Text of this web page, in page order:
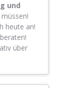
und
heute an!
über